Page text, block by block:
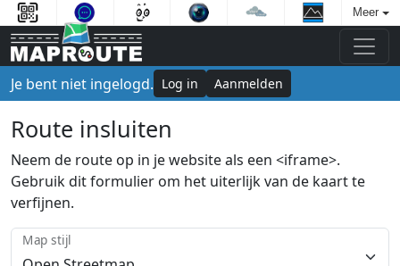
Meer
Je bent niet ingelogd. Log in Aanmelden
Route insluiten
Neem de route op in je website als een <iframe>.
Gebruik dit formulier om het uiterlijk van de kaart te
verfijnen.
Map stijl